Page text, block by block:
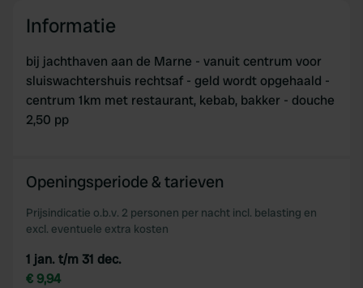
Informatie
bij jachthaven aan de Marne - vanuit centrum voor
sluiswachtershuis rechtsaf - geld wordt opgehaald -
centrum 1km met restaurant, kebab, bakker - douche
2,50 pp
Openingsperiode & tarieven
Prijsindicatie o.b.v. 2 personen per nacht incl. belasting en
excl. eventuele extra kosten
1 jan. t/m 31 dec.
€ 9,94